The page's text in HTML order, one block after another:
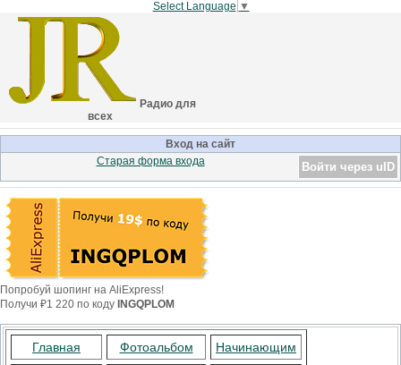
Select Language ▼
Радио для
всех
Вход на сайт
Войти через uID
Старая форма входа
Попробуй шопинг на AliExpress!
Получи ₽1 220 по коду INGQPLOM
Главная Фотоальбом Начинающим